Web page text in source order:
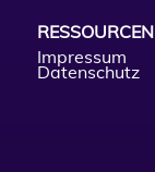
RESSOURCEN
Impressum
Datenschutz